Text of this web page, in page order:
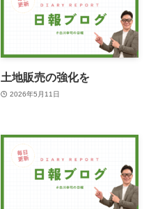
土地販売の強化を
2026年5月11日